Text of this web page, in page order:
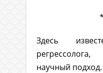
Здесь
научный подход.